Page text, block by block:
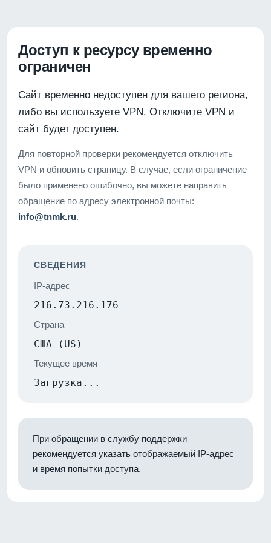
Доступ к ресурсу временно
ограничен
Сайт временно недоступен для вашего региона,
либо вы используете VPN. Отключите VPN и
сайт будет доступен.
Для повторной проверки рекомендуется отключить
VPN и обновить страницу. В случае, если ограничение
было применено ошибочно, вы можете направить
обращение по адресу электронной почты:
info@tnmk.ru.
СВЕДЕНИЯ
IP-адрес
216.73.216.176
Страна
США (US)
Текущее время
Загрузка...
При обращении в службу поддержки
рекомендуется указать отображаемый IP-адрес
и время попытки доступа.